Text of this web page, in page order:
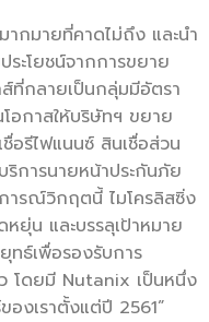
กมายที่คาดไม่ถึง และนำ
ะโยชน์จากการขยาย
ที่กลายเป็นกลุ่มมีอัตรา
โอกาสให้บริษัทฯ ขยาย
อรีไฟแนนซ์ สินเชื่อส่วน
การนายหน้าประกันภัย
ารณ์วิกฤตนี้ ไมโครลิสซิ่ง
ยุ่น และบรรลุเป้าหมาย
ทธ์เพื่อรองรับการ
ว โดยมี Nutanix เป็นหนึ่ง
องเราตั้งแต่ปี 2561”